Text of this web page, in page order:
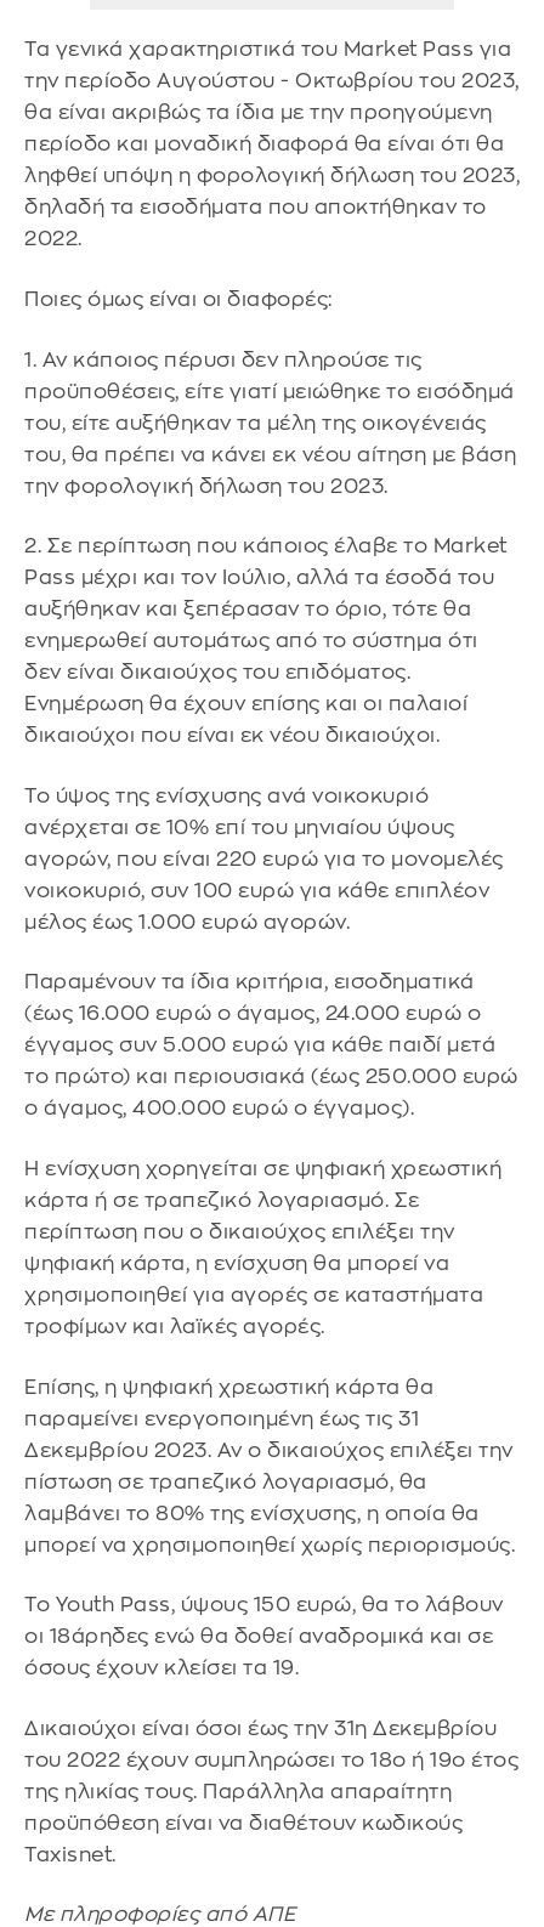
Τα γενικά χαρακτηριστικά του Market Pass για
την περίοδο Αυγούστου - Οκτωβρίου του 2023,
θα είναι ακριβώς τα ίδια με την προηγούμενη
περίοδο και μοναδική διαφορά θα είναι ότι θα
ληφθεί υπόψη η φορολογική δήλωση του 2023,
δηλαδή τα εισοδήματα που αποκτήθηκαν το
2022.
Ποιες όμως είναι οι διαφορές:
1. Αν κάποιος πέρυσι δεν πληρούσε τις
προϋποθέσεις, είτε γιατί μειώθηκε το εισόδημά
του, είτε αυξήθηκαν τα μέλη της οικογένειάς
του, θα πρέπει να κάνει εκ νέου αίτηση με βάση
την φορολογική δήλωση του 2023.
2. Σε περίπτωση που κάποιος έλαβε το Market
Pass μέχρι και τον Ιούλιο, αλλά τα έσοδά του
αυξήθηκαν και ξεπέρασαν το όριο, τότε θα
ενημερωθεί αυτομάτως από το σύστημα ότι
δεν είναι δικαιούχος του επιδόματος.
Ενημέρωση θα έχουν επίσης και οι παλαιοί
δικαιούχοι που είναι εκ νέου δικαιούχοι.
Το ύψος της ενίσχυσης ανά νοικοκυριό
ανέρχεται σε 10% επί του μηνιαίου ύψους
αγορών, που είναι 220 ευρώ για το μονομελές
νοικοκυριό, συν 100 ευρώ για κάθε επιπλέον
μέλος έως 1.000 ευρώ αγορών.
Παραμένουν τα ίδια κριτήρια, εισοδηματικά
(έως 16.000 ευρώ ο άγαμος, 24.000 ευρώ ο
έγγαμος συν 5.000 ευρώ για κάθε παιδί μετά
το πρώτο) και περιουσιακά (έως 250.000 ευρώ
ο άγαμος, 400.000 ευρώ ο έγγαμος).
Η ενίσχυση χορηγείται σε ψηφιακή χρεωστική
κάρτα ή σε τραπεζικό λογαριασμό. Σε
περίπτωση που ο δικαιούχος επιλέξει την
ψηφιακή κάρτα, η ενίσχυση θα μπορεί να
χρησιμοποιηθεί για αγορές σε καταστήματα
τροφίμων και λαϊκές αγορές.
Επίσης, η ψηφιακή χρεωστική κάρτα θα
παραμείνει ενεργοποιημένη έως τις 31
Δεκεμβρίου 2023. Αν ο δικαιούχος επιλέξει την
πίστωση σε τραπεζικό λογαριασμό, θα
λαμβάνει το 80% της ενίσχυσης, η οποία θα
μπορεί να χρησιμοποιηθεί χωρίς περιορισμούς.
To Youth Pass, ύψους 150 ευρώ, θα το λάβουν
οι 18άρηδες ενώ θα δοθεί αναδρομικά και σε
όσους έχουν κλείσει τα 19.
Δικαιούχοι είναι όσοι έως την 31η Δεκεμβρίου
του 2022 έχουν συμπληρώσει το 18ο ή 19ο έτος
της ηλικίας τους. Παράλληλα απαραίτητη
προϋπόθεση είναι να διαθέτουν κωδικούς
Taxisnet.
Με πληροφορίες από ΑΠΕ